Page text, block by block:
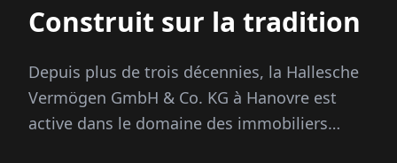
Construit sur la tradition
Depuis plus de trois décennies, la Hallesche
Vermögen GmbH & Co. KG à Hanovre est
active dans le domaine des immobiliers